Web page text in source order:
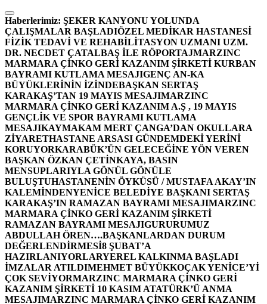
İçeriğe
atla
Haberlerimiz: ŞEKER KANYONU YOLUNDA
ÇALIŞMALAR BAŞLADIÖZEL MEDİKAR HASTANESİ
FİZİK TEDAVİ VE REHABİLİTASYON UZMANI UZM.
DR. NECDET ÇATALBAŞ İLE RÖPORTAJMARZINC
MARMARA ÇİNKO GERİ KAZANIM ŞİRKETİ KURBAN
BAYRAMI KUTLAMA MESAJIGENÇ AN-KA
BÜYÜKLERİNİN İZİNDEBAŞKAN SERTAŞ
KARAKAŞ’TAN 19 MAYIS MESAJIMARZINC
MARMARA ÇİNKO GERİ KAZANIM A.Ş , 19 MAYIS
GENÇLİK VE SPOR BAYRAMI KUTLAMA
MESAJIKAYMAKAM MERT ÇANGA’DAN OKULLARA
ZİYARETHASTANE ARSASI GÜNDEMDEKİ YERİNİ
KORUYORKARABÜK’ÜN GELECEĞİNE YÖN VEREN
BAŞKAN ÖZKAN ÇETİNKAYA, BASIN
MENSUPLARIYLA GÖNÜL GÖNÜLE
BULUŞTUHASTANENİN ÖYKÜSÜ / MUSTAFA AKAY’IN
KALEMİNDENYENİCE BELEDİYE BAŞKANI SERTAŞ
KARAKAŞ’IN RAMAZAN BAYRAMI MESAJIMARZINC
MARMARA ÇİNKO GERİ KAZANIM ŞİRKETİ
RAMAZAN BAYRAMI MESAJIGURURUMUZ
ABDULLAH ÖREN….BAŞKANLARDAN DURUM
DEĞERLENDİRMESİ8 ŞUBAT’A
HAZIRLANIYORLARYEREL KALKINMA BAŞLADI
İMZALAR ATILDIMEHMET BÜYÜKKOÇAK YENİCE’Yİ
ÇOK SEVİYORMARZINC MARMARA ÇİNKO GERİ
KAZANIM ŞİRKETİ 10 KASIM ATATÜRK’Ü ANMA
MESAJIMARZINC MARMARA ÇİNKO GERİ KAZANIM